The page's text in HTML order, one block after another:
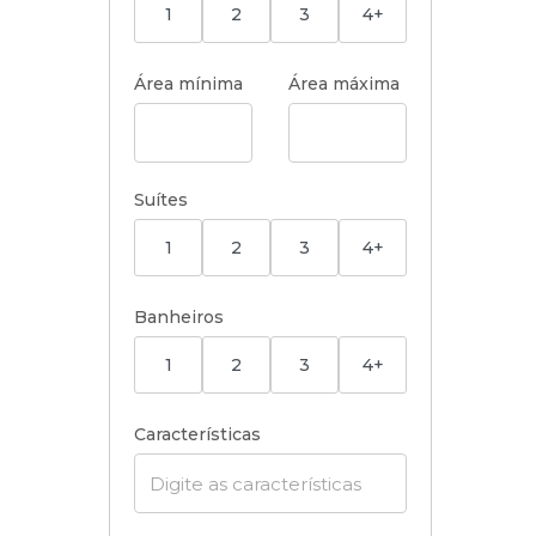
1 2 3 4+
Área mínima Área máxima
Suítes
1 2 3 4+
Banheiros
1 2 3 4+
Características